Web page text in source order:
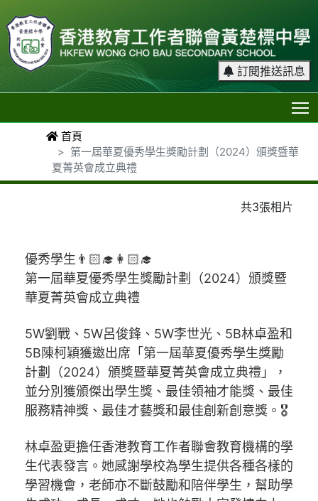
訂閱推送訊息
首頁
第一屆華夏優秀學生獎勵計劃（2024）頒獎暨華
夏菁英會成立典禮
共3張相片
優秀學生👨🏻‍🎓👩🏻‍🎓
第一屆華夏優秀學生獎勵計劃（2024）頒獎暨
華夏菁英會成立典禮
5W劉戰、5W呂俊鋒、5W李世光、5B林卓盈和
5B陳柯穎獲邀出席「第一屆華夏優秀學生獎勵
計劃（2024）頒獎暨華夏菁英會成立典禮」，
並分別獲頒傑出學生獎、最佳領袖才能獎、最佳
服務精神獎、最佳才藝獎和最佳創新創意獎。🎖
林卓盈更擔任香港教育工作者聯會教育機構的學
生代表發言。她感謝學校為學生提供各種各樣的
學習機會，老師亦不斷鼓勵和陪伴學生，幫助學